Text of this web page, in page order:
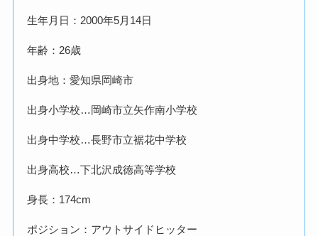
生年月日：2000年5月14日
年齢：26歳
出身地：愛知県岡崎市
出身小学校…岡崎市立矢作南小学校
出身中学校…長野市立裾花中学校
出身高校…下北沢成徳高等学校
身長：174cm
ポジション：アウトサイドヒッター